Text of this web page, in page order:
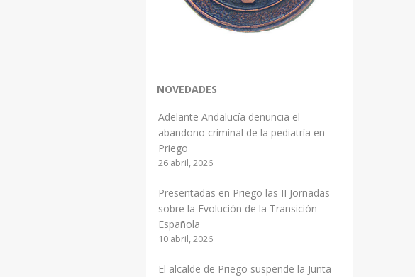
NOVEDADES
Adelante Andalucía denuncia el
abandono criminal de la pediatría en
Priego
26 abril, 2026
Presentadas en Priego las II Jornadas
sobre la Evolución de la Transición
Española
10 abril, 2026
El alcalde de Priego suspende la Junta